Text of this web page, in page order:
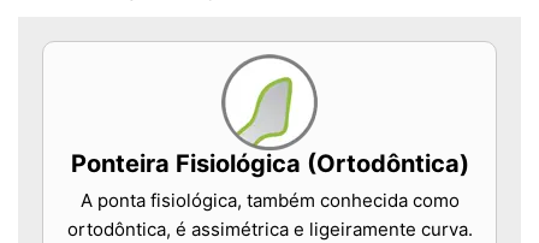
Ponteira Fisiológica (Ortodôntica)
A ponta fisiológica, também conhecida como
ortodôntica, é assimétrica e ligeiramente curva.